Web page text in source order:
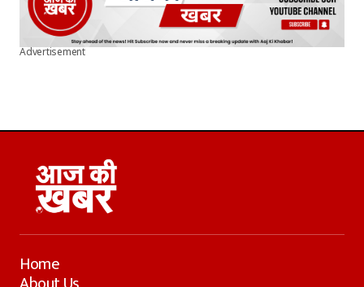
Advertisement
Home